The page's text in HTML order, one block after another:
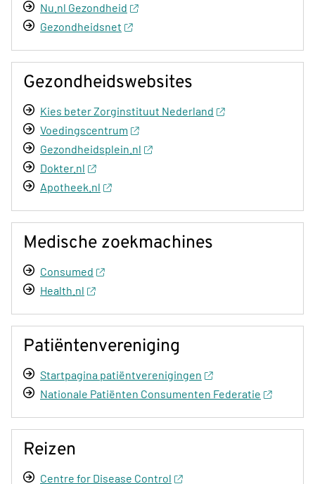
Nu.nl Gezondheid
Gezondheidsnet
Gezondheidswebsites
Kies beter Zorginstituut Nederland
Voedingscentrum
Gezondheidsplein.nl
Dokter.nl
Apotheek.nl
Medische zoekmachines
Consumed
Health.nl
Patiëntenvereniging
Startpagina patiëntverenigingen
Nationale Patiënten Consumenten Federatie
Reizen
Centre for Disease Control